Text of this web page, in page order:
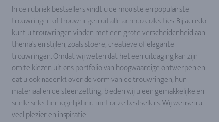
In de rubriek bestsellers vindt u de mooiste en populairste
trouwringen of trouwringen uit alle acredo collecties. Bij acredo
kunt u trouwringen vinden met een grote verscheidenheid aan
thema's en stijlen, zoals stoere, creatieve of elegante
trouwringen. Omdat wij weten dat het een uitdaging kan zijn
om te kiezen uit ons portfolio van hoogwaardige ontwerpen en
dat u ook nadenkt over de vorm van de trouwringen, hun
materiaal en de steenzetting, bieden wij u een gemakkelijke en
snelle selectiemogelijkheid met onze bestsellers. Wij wensen u
veel plezier en inspiratie.